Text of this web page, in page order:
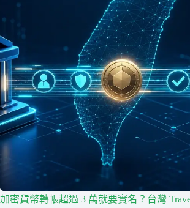
加密貨幣轉帳超過 3 萬就要實名？台灣